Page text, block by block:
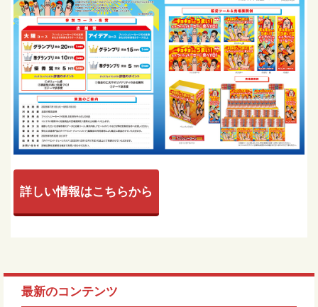
詳しい情報はこちらから
最新のコンテンツ